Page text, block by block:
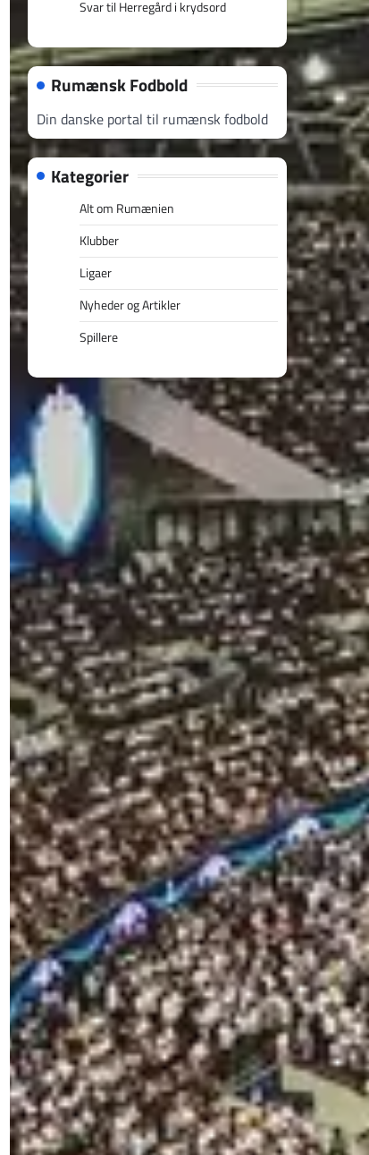
Svar til Herregård i krydsord
Rumænsk Fodbold
Din danske portal til rumænsk fodbold
Kategorier
Alt om Rumænien
Klubber
Ligaer
Nyheder og Artikler
Spillere